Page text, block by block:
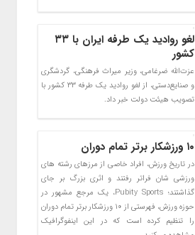
لغو روادید یک طرفه ایران با ۳۳
کشور
عزت‌الله ضرغامی، وزیر میراث فرهنگی، گردشگری
و صنایع‌دستی، از لغو روادید یک طرفه ۳۳ کشور با
تصویب هیئت دولت خبر داد.
۱۰ ورزشکار برتر تمام دوران
در تاریخ ورزش، افراد خاصی از مرزهای رشته های
ورزشی شان فراتر رفتند و اثری بزرگ بر جای
گذاشتند؛ Pubity Sports، یک مرجع مشهور در
حوزه ورزش، فهرستی از ۱۰ ورزشکار برتر تمام دوران
را تنظیم کرده است که در این اینفوگرافیک